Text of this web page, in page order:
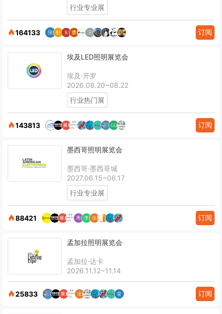
行业专业展
164133 订阅
埃及LED照明展览会
埃及·开罗
2026.08.20~08.22
行业热门展
143813 订阅
墨西哥照明展览会
墨西哥·墨西哥城
2027.06.15~06.17
行业专业展
88421 订阅
孟加拉照明展览会
孟加拉·达卡
2026.11.12~11.14
25833 订阅